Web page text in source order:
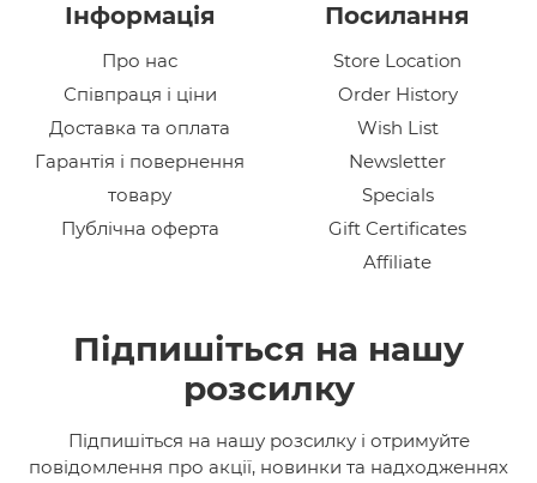
Інформація
Про нас
Співпраця і ціни
Доставка та оплата
Гарантія і повернення
товару
Публічна оферта
Посилання
Store Location
Order History
Wish List
Newsletter
Specials
Gift Certificates
Affiliate
Підпишіться на нашу
розсилку
Підпишіться на нашу розсилку і отримуйте
повідомлення про акції, новинки та надходженнях